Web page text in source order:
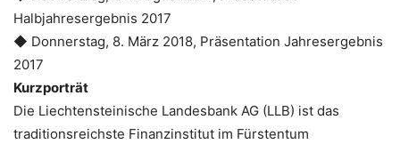
Halbjahresergebnis 2017
◆ Donnerstag, 8. März 2018, Präsentation Jahresergebnis
2017
Kurzporträt
Die Liechtensteinische Landesbank AG (LLB) ist das
traditionsreichste Finanzinstitut im Fürstentum